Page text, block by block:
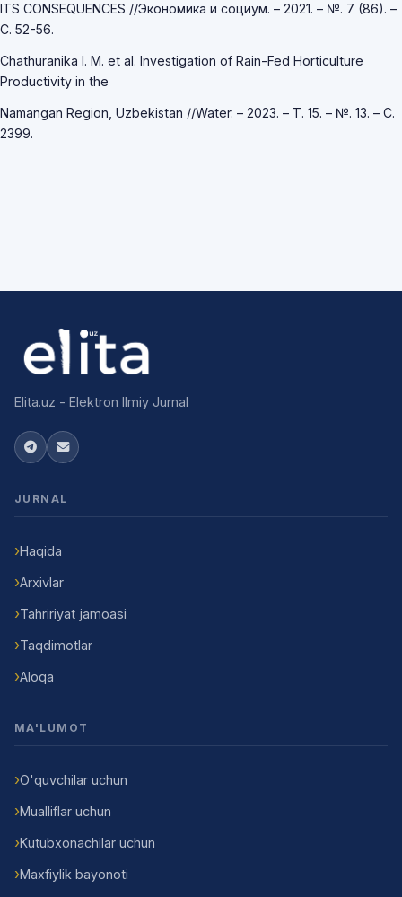
ITS CONSEQUENCES //Экономика и социум. – 2021. – №. 7 (86). –
С. 52-56.
Chathuranika I. M. et al. Investigation of Rain-Fed Horticulture
Productivity in the
Namangan Region, Uzbekistan //Water. – 2023. – Т. 15. – №. 13. – С.
2399.
Elita.uz - Elektron Ilmiy Jurnal
JURNAL
Haqida
Arxivlar
Tahririyat jamoasi
Taqdimotlar
Aloqa
MA'LUMOT
O'quvchilar uchun
Mualliflar uchun
Kutubxonachilar uchun
Maxfiylik bayonoti